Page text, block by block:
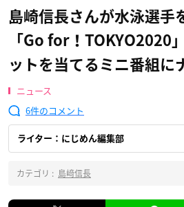
島崎信長さんが水泳選手
「Go for！TOKYO2020
ットを当てるミニ番組に
ニュース
6
ライター：にじめん編集部
カテゴリ : 島﨑信長